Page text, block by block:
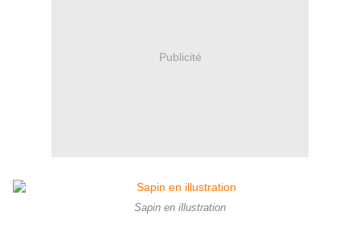
Publicité
Sapin en illustration